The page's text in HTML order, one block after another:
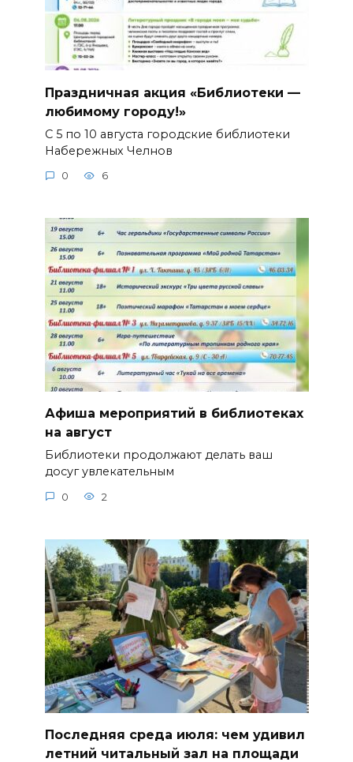
Праздничная акция «Библиотеки —
любимому городу!»
С 5 по 10 августа городские библиотеки
Набережных Челнов
0 6
Афиша мероприятий в библиотеках
на август
Библиотеки продолжают делать ваш
досуг увлекательным
0 2
Последняя среда июля: чем удивил
летний читальный зал на площади